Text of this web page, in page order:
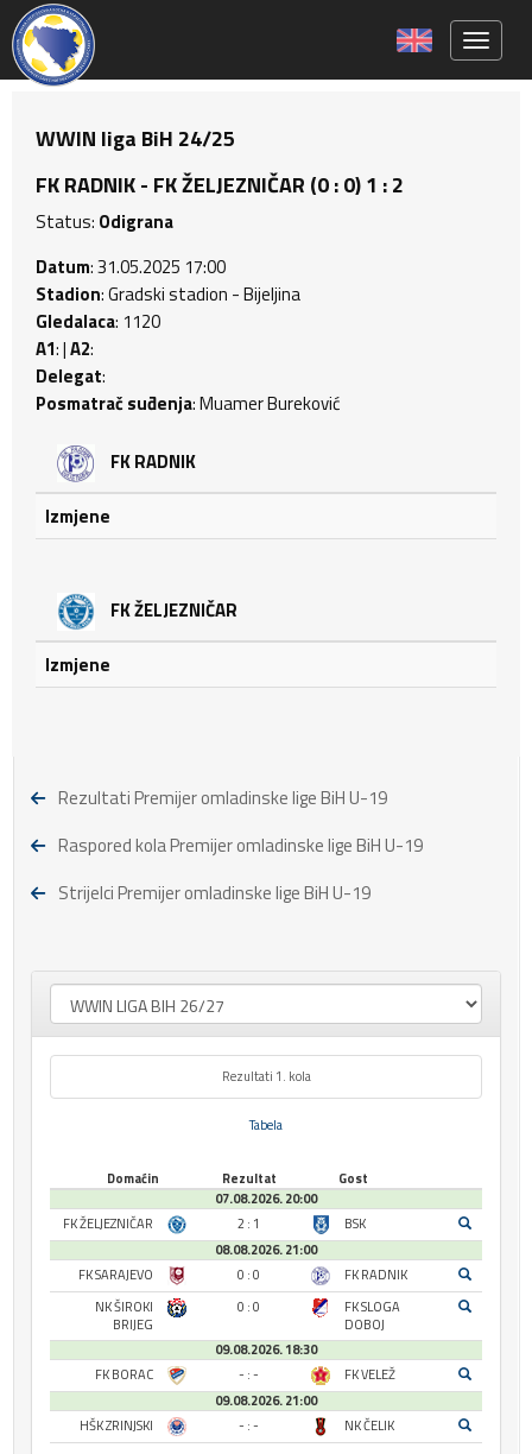
WWIN liga BiH 24/25
FK RADNIK - FK ŽELJEZNIČAR (0 : 0) 1 : 2
Status: Odigrana
Datum: 31.05.2025 17:00
Stadion: Gradski stadion - Bijeljina
Gledalaca: 1120
A1: |A2:
Delegat:
Posmatrač suđenja: Muamer Bureković
FK RADNIK
Izmjene
FK ŽELJEZNIČAR
Izmjene
Rezultati Premijer omladinske lige BiH U-19
Raspored kola Premijer omladinske lige BiH U-19
Strijelci Premijer omladinske lige BiH U-19
Rezultati 1. kola
Tabela
Domaćin Rezultat
Gost
07.08.2026. 20:00
FK ŽELJEZNIČAR
2 : 1
BSK
08.08.2026. 21:00
FK SARAJEVO
0 : 0
FK RADNIK
NK ŠIROKI
BRIJEG
0 : 0
FK SLOGA
DOBOJ
09.08.2026. 18:30
FK BORAC
- : -
FK VELEŽ
09.08.2026. 21:00
HŠK ZRINJSKI
- : - NK ČELIK